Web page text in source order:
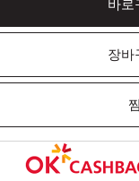
바로
장바